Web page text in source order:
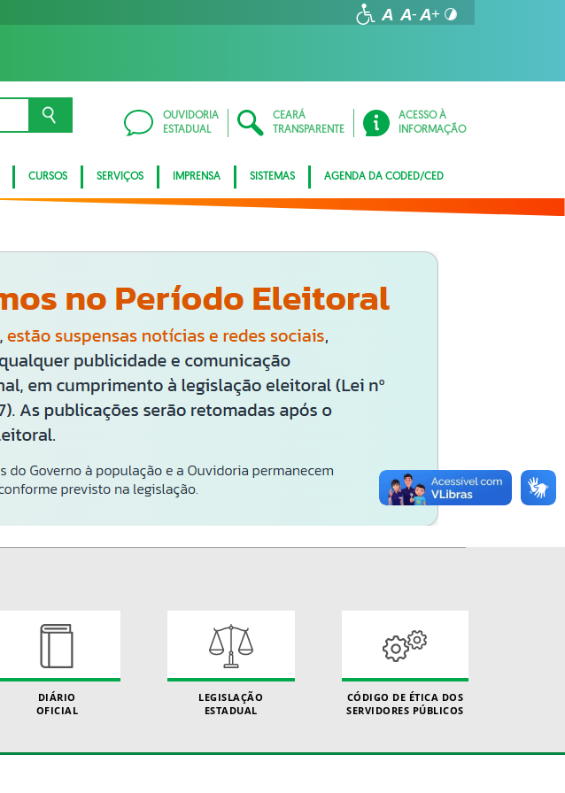
OUVIDORIA
ESTADUAL
CEARÁ
TRANSPARENTE
ACESSO À
INFORMAÇÃO
CURSOS SERVIÇOS IMPRENSA SISTEMAS AGENDA DA CODED/CED
DIÁRIO
OFICIAL
LEGISLAÇÃO
ESTADUAL
CÓDIGO DE ÉTICA DOS
SERVIDORES PÚBLICOS